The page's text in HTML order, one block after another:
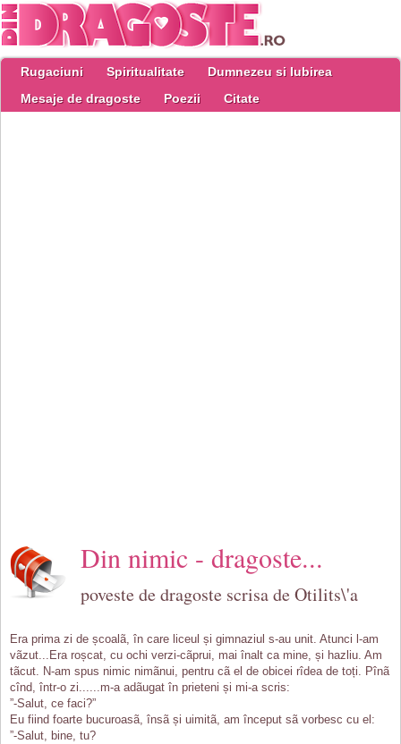
Rugaciuni Spiritualitate
Dumnezeu si Iubirea
Mesaje de dragoste
Poezii Citate
Din nimic - dragoste...
poveste de dragoste scrisa de Otilits\'a
Era prima zi de școalã, în care liceul și gimnaziul s-au unit. Atunci l-am
vãzut...Era roșcat, cu ochi verzi-cãprui, mai înalt ca mine, și hazliu. Am
tãcut. N-am spus nimic nimãnui, pentru cã el de obicei rîdea de toți. Pînã
cînd, într-o zi......m-a adãugat în prieteni și mi-a scris:
”-Salut, ce faci?”
Eu fiind foarte bucuroasã, însã și uimitã, am început sã vorbesc cu el:
”-Salut, bine, tu?